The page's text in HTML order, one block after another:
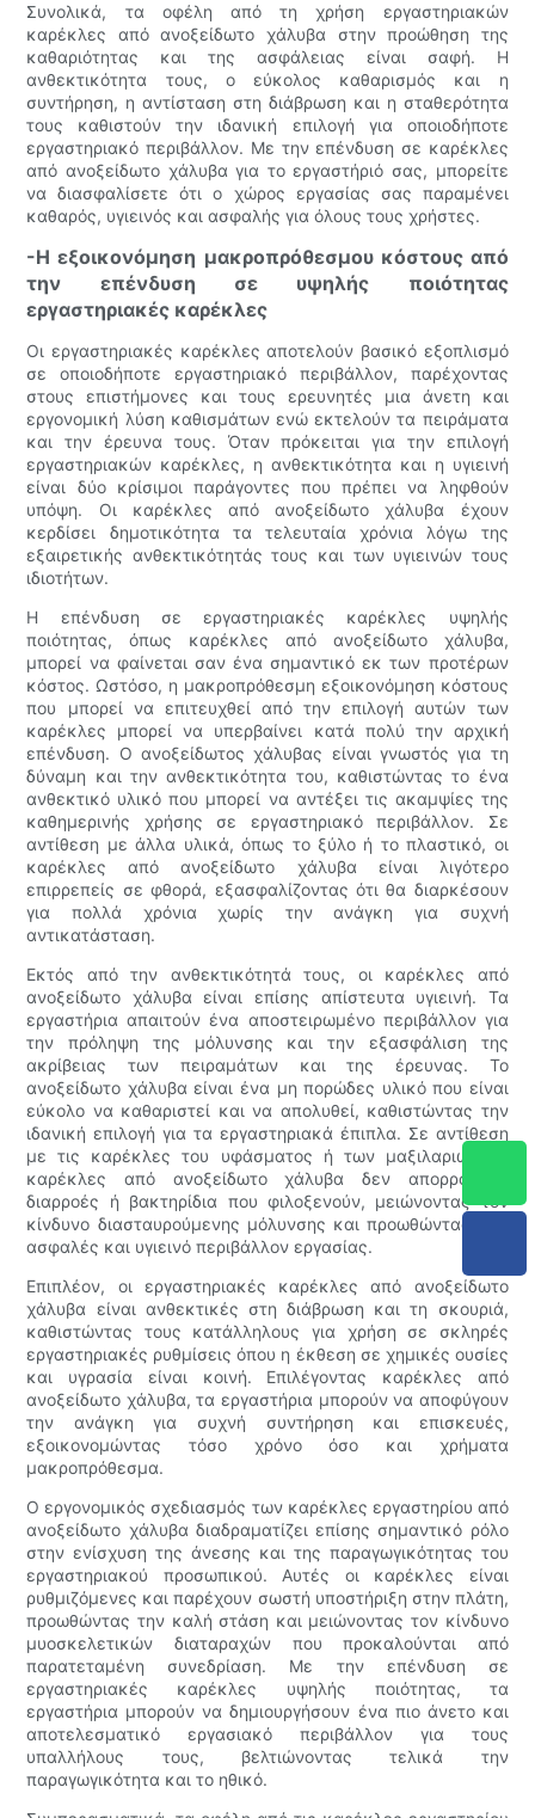
Συνολικά, τα οφέλη από τη χρήση εργαστηριακών
καρέκλες από ανοξείδωτο χάλυβα στην προώθηση της
καθαριότητας και της ασφάλειας είναι σαφή. Η
ανθεκτικότητα τους, ο εύκολος καθαρισμός και η
συντήρηση, η αντίσταση στη διάβρωση και η σταθερότητα
τους καθιστούν την ιδανική επιλογή για οποιοδήποτε
εργαστηριακό περιβάλλον. Με την επένδυση σε καρέκλες
από ανοξείδωτο χάλυβα για το εργαστήριό σας, μπορείτε
να διασφαλίσετε ότι ο χώρος εργασίας σας παραμένει
καθαρός, υγιεινός και ασφαλής για όλους τους χρήστες.
-Η εξοικονόμηση μακροπρόθεσμου κόστους από
την επένδυση σε υψηλής ποιότητας
εργαστηριακές καρέκλες
Οι εργαστηριακές καρέκλες αποτελούν βασικό εξοπλισμό
σε οποιοδήποτε εργαστηριακό περιβάλλον, παρέχοντας
στους επιστήμονες και τους ερευνητές μια άνετη και
εργονομική λύση καθισμάτων ενώ εκτελούν τα πειράματα
και την έρευνα τους. Όταν πρόκειται για την επιλογή
εργαστηριακών καρέκλες, η ανθεκτικότητα και η υγιεινή
είναι δύο κρίσιμοι παράγοντες που πρέπει να ληφθούν
υπόψη. Οι καρέκλες από ανοξείδωτο χάλυβα έχουν
κερδίσει δημοτικότητα τα τελευταία χρόνια λόγω της
εξαιρετικής ανθεκτικότητάς τους και των υγιεινών τους
ιδιοτήτων.
Η επένδυση σε εργαστηριακές καρέκλες υψηλής
ποιότητας, όπως καρέκλες από ανοξείδωτο χάλυβα,
μπορεί να φαίνεται σαν ένα σημαντικό εκ των προτέρων
κόστος. Ωστόσο, η μακροπρόθεσμη εξοικονόμηση κόστους
που μπορεί να επιτευχθεί από την επιλογή αυτών των
καρέκλες μπορεί να υπερβαίνει κατά πολύ την αρχική
επένδυση. Ο ανοξείδωτος χάλυβας είναι γνωστός για τη
δύναμη και την ανθεκτικότητα του, καθιστώντας το ένα
ανθεκτικό υλικό που μπορεί να αντέξει τις ακαμψίες της
καθημερινής χρήσης σε εργαστηριακό περιβάλλον. Σε
αντίθεση με άλλα υλικά, όπως το ξύλο ή το πλαστικό, οι
καρέκλες από ανοξείδωτο χάλυβα είναι λιγότερο
επιρρεπείς σε φθορά, εξασφαλίζοντας ότι θα διαρκέσουν
για πολλά χρόνια χωρίς την ανάγκη για συχνή
αντικατάσταση.
Εκτός από την ανθεκτικότητά τους, οι καρέκλες από
ανοξείδωτο χάλυβα είναι επίσης απίστευτα υγιεινή. Τα
εργαστήρια απαιτούν ένα αποστειρωμένο περιβάλλον για
την πρόληψη της μόλυνσης και την εξασφάλιση της
ακρίβειας των πειραμάτων και της έρευνας. Το
ανοξείδωτο χάλυβα είναι ένα μη πορώδες υλικό που είναι
εύκολο να καθαριστεί και να απολυθεί, καθιστώντας την
ιδανική επιλογή για τα εργαστηριακά έπιπλα. Σε αντίθεση
με τις καρέκλες του υφάσματος ή των μαξιλαριών, οι
καρέκλες από ανοξείδωτο χάλυβα δεν απορροφούν
διαρροές ή βακτηρίδια που φιλοξενούν, μειώνοντας τον
κίνδυνο διασταυρούμενης μόλυνσης και προωθώντας ένα
ασφαλές και υγιεινό περιβάλλον εργασίας.
Επιπλέον, οι εργαστηριακές καρέκλες από ανοξείδωτο
χάλυβα είναι ανθεκτικές στη διάβρωση και τη σκουριά,
καθιστώντας τους κατάλληλους για χρήση σε σκληρές
εργαστηριακές ρυθμίσεις όπου η έκθεση σε χημικές ουσίες
και υγρασία είναι κοινή. Επιλέγοντας καρέκλες από
ανοξείδωτο χάλυβα, τα εργαστήρια μπορούν να αποφύγουν
την ανάγκη για συχνή συντήρηση και επισκευές,
εξοικονομώντας τόσο χρόνο όσο και χρήματα
μακροπρόθεσμα.
Ο εργονομικός σχεδιασμός των καρέκλες εργαστηρίου από
ανοξείδωτο χάλυβα διαδραματίζει επίσης σημαντικό ρόλο
στην ενίσχυση της άνεσης και της παραγωγικότητας του
εργαστηριακού προσωπικού. Αυτές οι καρέκλες είναι
ρυθμιζόμενες και παρέχουν σωστή υποστήριξη στην πλάτη,
προωθώντας την καλή στάση και μειώνοντας τον κίνδυνο
μυοσκελετικών διαταραχών που προκαλούνται από
παρατεταμένη συνεδρίαση. Με την επένδυση σε
εργαστηριακές καρέκλες υψηλής ποιότητας, τα
εργαστήρια μπορούν να δημιουργήσουν ένα πιο άνετο και
αποτελεσματικό εργασιακό περιβάλλον για τους
υπαλλήλους τους, βελτιώνοντας τελικά την
παραγωγικότητα και το ηθικό.